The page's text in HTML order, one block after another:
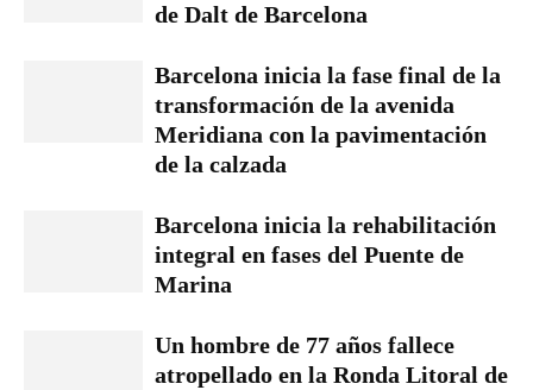
de Dalt de Barcelona
Barcelona inicia la fase final de la
transformación de la avenida
Meridiana con la pavimentación
de la calzada
Barcelona inicia la rehabilitación
integral en fases del Puente de
Marina
Un hombre de 77 años fallece
atropellado en la Ronda Litoral de